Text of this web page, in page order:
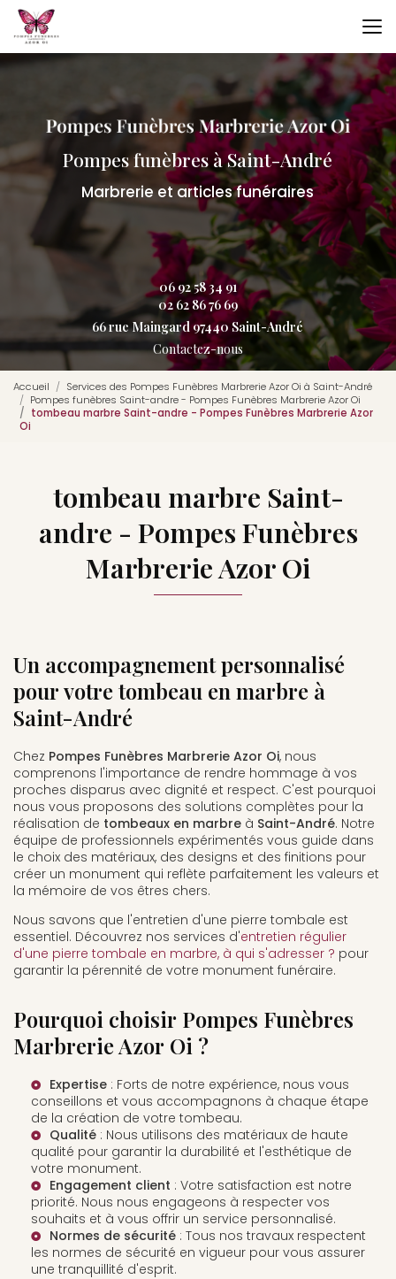
Aller
contenu
principal
Pompes funèbres à Saint-André
Marbrerie et articles funéraires
06 92 58 34 91
02 62 86 76 69
66 rue Maingard 97440 Saint-André
Contactez-nous
Accueil
Services des Pompes Funèbres Marbrerie Azor Oi à Saint-André
Pompes funèbres Saint-andre - Pompes Funèbres Marbrerie Azor Oi
tombeau marbre Saint-andre - Pompes Funèbres Marbrerie Azor
Oi
tombeau marbre Saint-
andre - Pompes Funèbres
Marbrerie Azor Oi
Un accompagnement personnalisé
pour votre tombeau en marbre à
Saint-André
Chez Pompes Funèbres Marbrerie Azor Oi, nous
comprenons l'importance de rendre hommage à vos
proches disparus avec dignité et respect. C'est pourquoi
nous vous proposons des solutions complètes pour la
réalisation de tombeaux en marbre à Saint-André. Notre
équipe de professionnels expérimentés vous guide dans
le choix des matériaux, des designs et des finitions pour
créer un monument qui reflète parfaitement les valeurs et
la mémoire de vos êtres chers.
Nous savons que l'entretien d'une pierre tombale est
essentiel. Découvrez nos services d'entretien régulier
d'une pierre tombale en marbre, à qui s'adresser ? pour
garantir la pérennité de votre monument funéraire.
Pourquoi choisir Pompes Funèbres
Marbrerie Azor Oi ?
Expertise : Forts de notre expérience, nous vous
conseillons et vous accompagnons à chaque étape
de la création de votre tombeau.
Qualité : Nous utilisons des matériaux de haute
qualité pour garantir la durabilité et l'esthétique de
votre monument.
Engagement client : Votre satisfaction est notre
priorité. Nous nous engageons à respecter vos
souhaits et à vous offrir un service personnalisé.
Normes de sécurité : Tous nos travaux respectent
les normes de sécurité en vigueur pour vous assurer
une tranquillité d'esprit.